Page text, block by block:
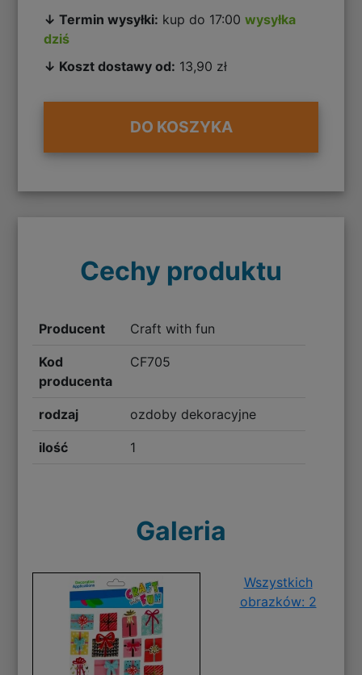
↓ Termin wysyłki: kup do 17:00wysyłka
dziś
↓ Koszt dostawy od: 13,90 zł
DO KOSZYKA
Cechy produktu
Producent Craft with fun
Kod
producenta
CF705
rodzaj ozdoby dekoracyjne
ilość 1
Galeria
Wszystkich
obrazków: 2